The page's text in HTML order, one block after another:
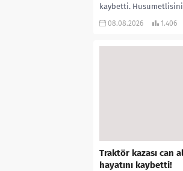
kaybetti.
ölümüne neden olduğu
08.08.2026 1.406
Traktör kazası can
hayatını kaybetti!